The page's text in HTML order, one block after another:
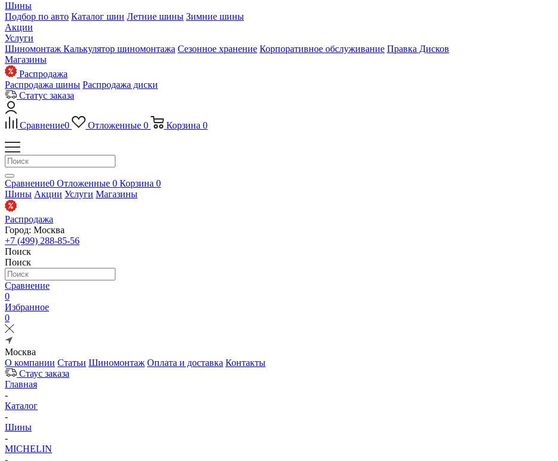
Шины
Подбор по авто Каталог шин Летние шины Зимние шины
Акции
Услуги
Шиномонтаж Калькулятор шиномонтажа Сезонное хранение Корпоративное обслуживание Правка Дисков
Магазины
Распродажа
Распродажа шины Распродажа диски
Статус заказа
Сравнение0 Отложенные 0 Корзина 0
Сравнение0 Отложенные 0 Корзина 0
Шины Акции Услуги Магазины
Распродажа
Город: Москва
+7 (499) 288-85-56
Поиск
Поиск
Сравнение
0
Избранное
0
Москва
О компании Статьи Шиномонтаж Оплата и доставка Контакты
Стаус заказа
Главная
-
Каталог
-
Шины
-
MICHELIN